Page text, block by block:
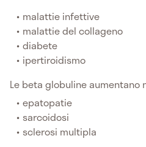
malattie infettive
malattie del collageno
diabete
ipertiroidismo
Le beta globuline aumentano
epatopatie
sarcoidosi
sclerosi multipla